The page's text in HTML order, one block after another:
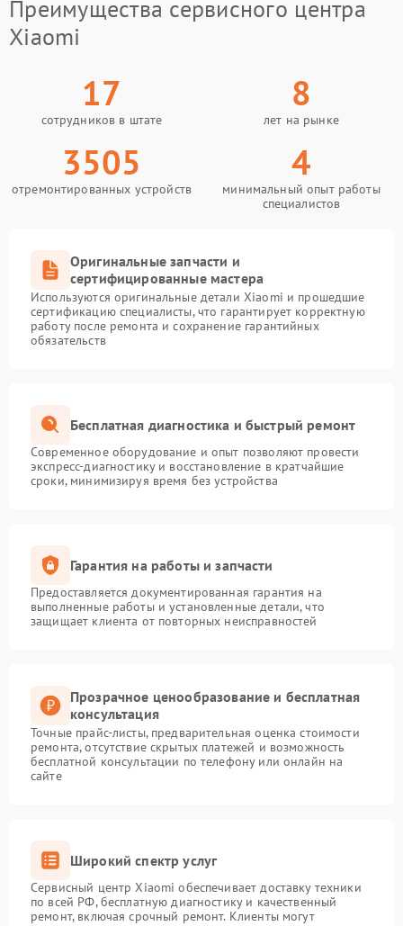
Преимущества сервисного центра
Xiaomi
17
сотрудников в штате
8
лет на рынке
3505
отремонтированных устройств
4
минимальный опыт работы
специалистов
Оригинальные запчасти и
сертифицированные мастера
Используются оригинальные детали Xiaomi и прошедшие
сертификацию специалисты, что гарантирует корректную
работу после ремонта и сохранение гарантийных
обязательств
Бесплатная диагностика и быстрый ремонт
Современное оборудование и опыт позволяют провести
экспресс-диагностику и восстановление в кратчайшие
сроки, минимизируя время без устройства
Гарантия на работы и запчасти
Предоставляется документированная гарантия на
выполненные работы и установленные детали, что
защищает клиента от повторных неисправностей
Прозрачное ценообразование и бесплатная
консультация
Точные прайс-листы, предварительная оценка стоимости
ремонта, отсутствие скрытых платежей и возможность
бесплатной консультации по телефону или онлайн на
сайте
Широкий спектр услуг
Сервисный центр Xiaomi обеспечивает доставку техники
по всей РФ, бесплатную диагностику и качественный
ремонт, включая срочный ремонт. Клиенты могут